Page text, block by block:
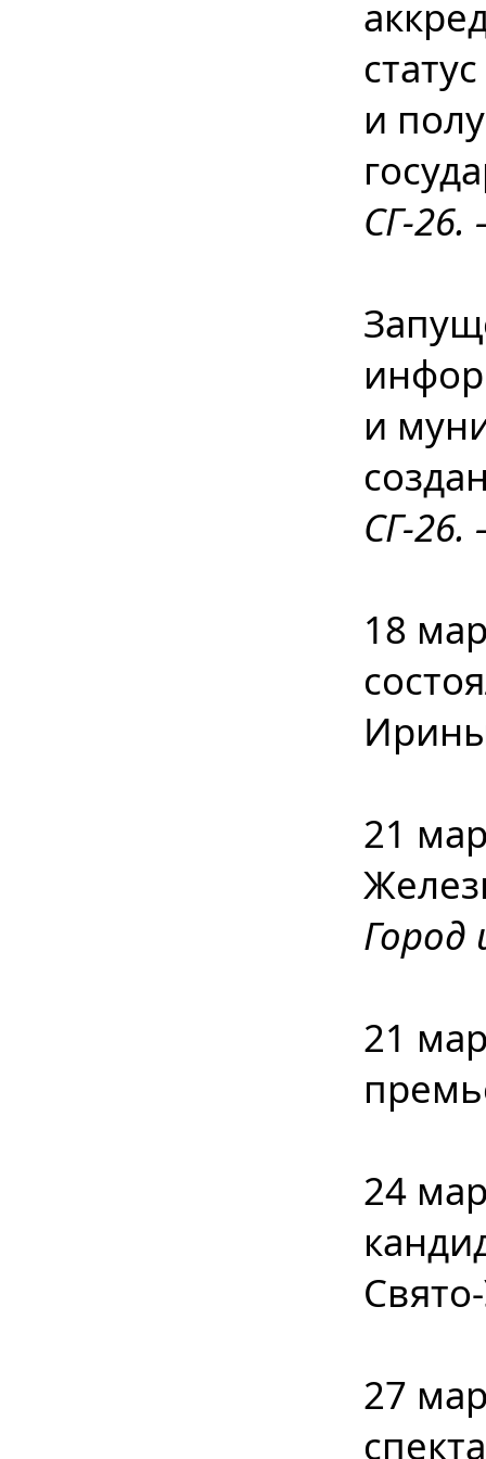
и
СГ-26.
и
СГ-26.
18
21
Город
21
24
27